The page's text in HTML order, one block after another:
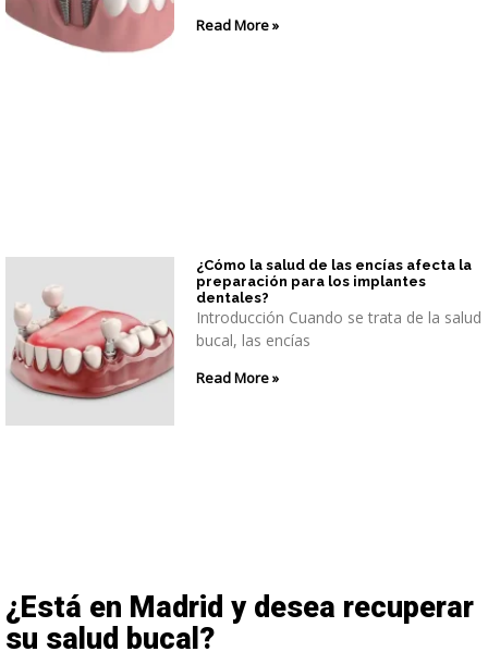
Read More »
¿Cómo la salud de las encías afecta la
preparación para los implantes
dentales?
Introducción Cuando se trata de la salud
bucal, las encías
Read More »
¿Está en Madrid y desea recuperar
su salud bucal?